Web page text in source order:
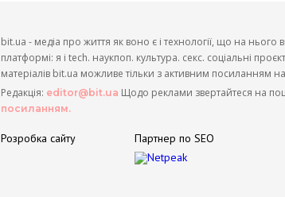
bit.ua - медіа про життя як воно є і технології, що на нього
платформі: я і tech. наукпоп. культура. секс. соціальні
матеріалів bit.ua можливе тільки з активним посиланням
Редакція: editor@bit.ua Щодо реклами звертайтеся на
посиланням.
Розробка сайту Партнер по SEO